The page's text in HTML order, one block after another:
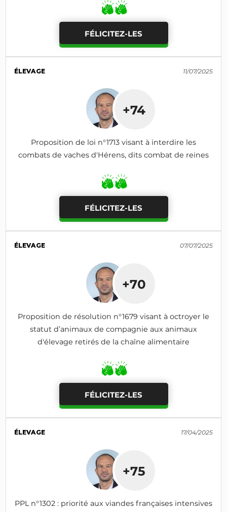
FÉLICITEZ-LES
ÉLEVAGE 11/07/2025
+74
Proposition de loi n°1713 visant à interdire les
combats de vaches d'Hérens, dits combat de reines
FÉLICITEZ-LES
ÉLEVAGE 07/07/2025
+70
Proposition de résolution n°1679 visant à octroyer le
statut d’animaux de compagnie aux animaux
d'élevage retirés de la chaîne alimentaire
FÉLICITEZ-LES
ÉLEVAGE 17/04/2025
+75
PPL n°1302 : priorité aux viandes françaises intensives